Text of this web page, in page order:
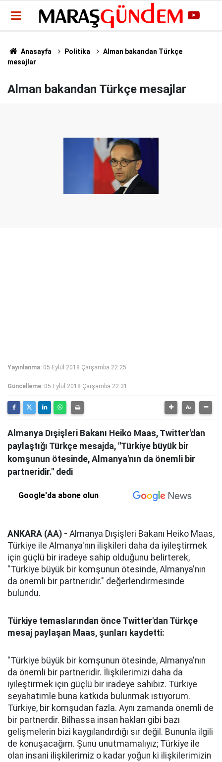
Anasayfa Politika
Alman bakandan Türkçe
mesajlar
Alman bakandan Türkçe mesajlar
Yayınlanma: 05 Eylül 2018 Çarşamba 22:25
Güncelleme: 05 Eylül 2018 Çarşamba 22:31
Almanya Dışişleri Bakanı Heiko Maas, Twitter'dan
paylaştığı Türkçe mesajda, "Türkiye büyük bir
komşunun ötesinde, Almanya'nın da önemli bir
partneridir." dedi
Google'da abone olun
ANKARA (AA) - Almanya Dışişleri Bakanı Heiko Maas,
Türkiye ile Almanya'nın ilişkileri daha da iyileştirmek
için güçlü bir iradeye sahip olduğunu belirterek,
"Türkiye büyük bir komşunun ötesinde, Almanya'nın
da önemli bir partneridir." değerlendirmesinde
bulundu.
Türkiye temaslarından önce Twitter'dan Türkçe
mesaj paylaşan Maas, şunları kaydetti:
"Türkiye büyük bir komşunun ötesinde, Almanya'nın
da önemli bir partneridir. İlişkilerimizi daha da
iyileştirmek için güçlü bir iradeye sahibiz. Türkiye
seyahatimle buna katkıda bulunmak istiyorum.
Türkiye, bir komşudan fazla. Aynı zamanda önemli de
bir partnerdir. Bilhassa insan hakları gibi bazı
gelişmelerin bizi kaygılandırdığı sır değil. Bununla ilgili
de konuşacağım. Şunu unutmamalıyız; Türkiye ile
olan insani ilişkilerimiz o kadar yoğun ki ilişkilerimizin